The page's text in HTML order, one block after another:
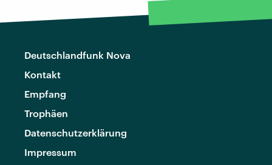
Deutschlandfunk Nova
Kontakt
Empfang
Trophäen
Datenschutzerklärung
Impressum